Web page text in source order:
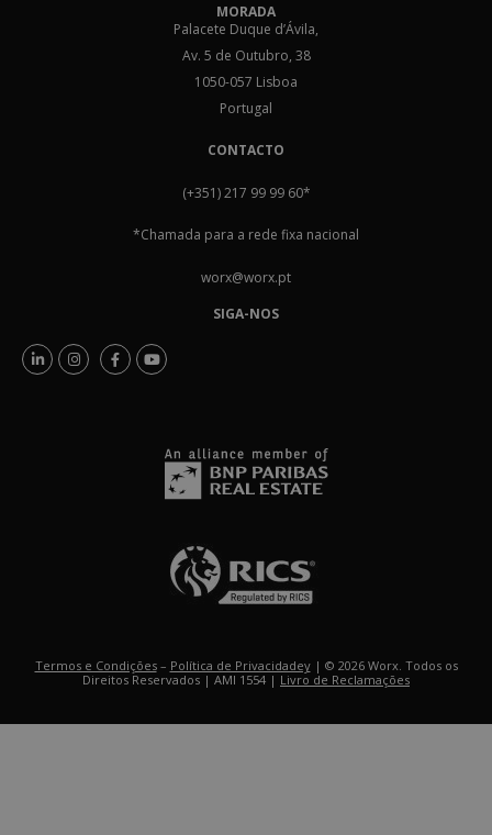
MORADA
Palacete Duque d’Ávila,
Av. 5 de Outubro, 38
1050-057 Lisboa
Portugal
CONTACTO
(+351) 217 99 99 60*
*Chamada para a rede fixa nacional
worx@worx.pt
SIGA-NOS
Termos e Condições– Política de Privacidadey| © 2026 Worx. Todos os
Direitos Reservados | AMI 1554 | Livro de Reclamações